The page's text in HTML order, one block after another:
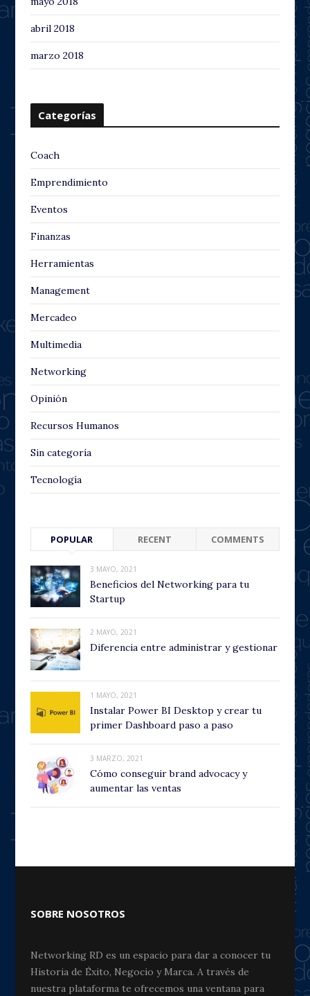
abril 2018
marzo 2018
Categorías
Coach
Emprendimiento
Eventos
Finanzas
Herramientas
Management
Mercadeo
Multimedia
Networking
Opinión
Recursos Humanos
Sin categoría
Tecnología
POPULAR RECENT COMMENTS
3 MAYO, 2021
Beneficios del Networking para tu
Startup
2 MAYO, 2021
Diferencia entre administrar y gestionar
1 MAYO, 2021
Instalar Power BI Desktop y crear tu
primer Dashboard paso a paso
3 MARZO, 2021
Cómo conseguir brand advocacy y
aumentar las ventas
SOBRE NOSOTROS
Networking RD es un espacio para dar a conocer tu
Historia de Éxito, Negocio y Marca. A través de
nuestra plataforma te ofrecemos una ventana para